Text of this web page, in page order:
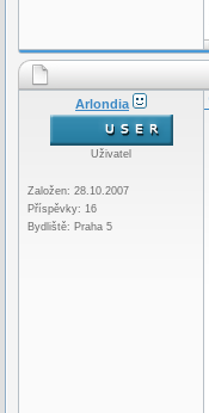
Arlondia
Uživatel
Založen: 28.10.2007
Příspěvky: 16
Bydliště: Praha 5